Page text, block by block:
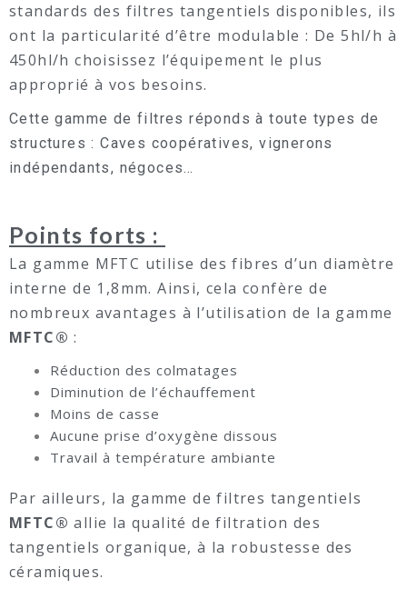
standards des filtres tangentiels disponibles, ils
ont la particularité d’être modulable : De 5hl/h à
450hl/h choisissez l’équipement le plus
approprié à vos besoins.
Cette gamme de filtres réponds à toute types de
structures : Caves coopératives, vignerons
indépendants, négoces…
Points forts :
La gamme MFTC utilise des fibres d’un diamètre
interne de 1,8mm. Ainsi, cela confère de
nombreux avantages à l’utilisation de la gamme
MFTC® :
Réduction des colmatages
Diminution de l’échauffement
Moins de casse
Aucune prise d’oxygène dissous
Travail à température ambiante
Par ailleurs, la gamme de filtres tangentiels
MFTC® allie la qualité de filtration des
tangentiels organique, à la robustesse des
céramiques.